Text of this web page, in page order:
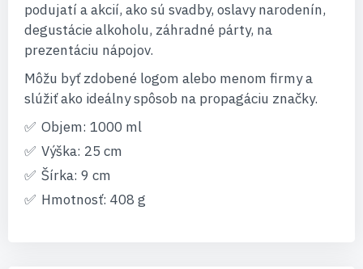
podujatí a akcií, ako sú svadby, oslavy narodenín,
degustácie alkoholu, záhradné párty, na
prezentáciu nápojov.
Môžu byť zdobené logom alebo menom firmy a
slúžiť ako ideálny spôsob na propagáciu značky.
Objem: 1000 ml
Výška: 25 cm
Šírka: 9 cm
Hmotnosť: 408 g